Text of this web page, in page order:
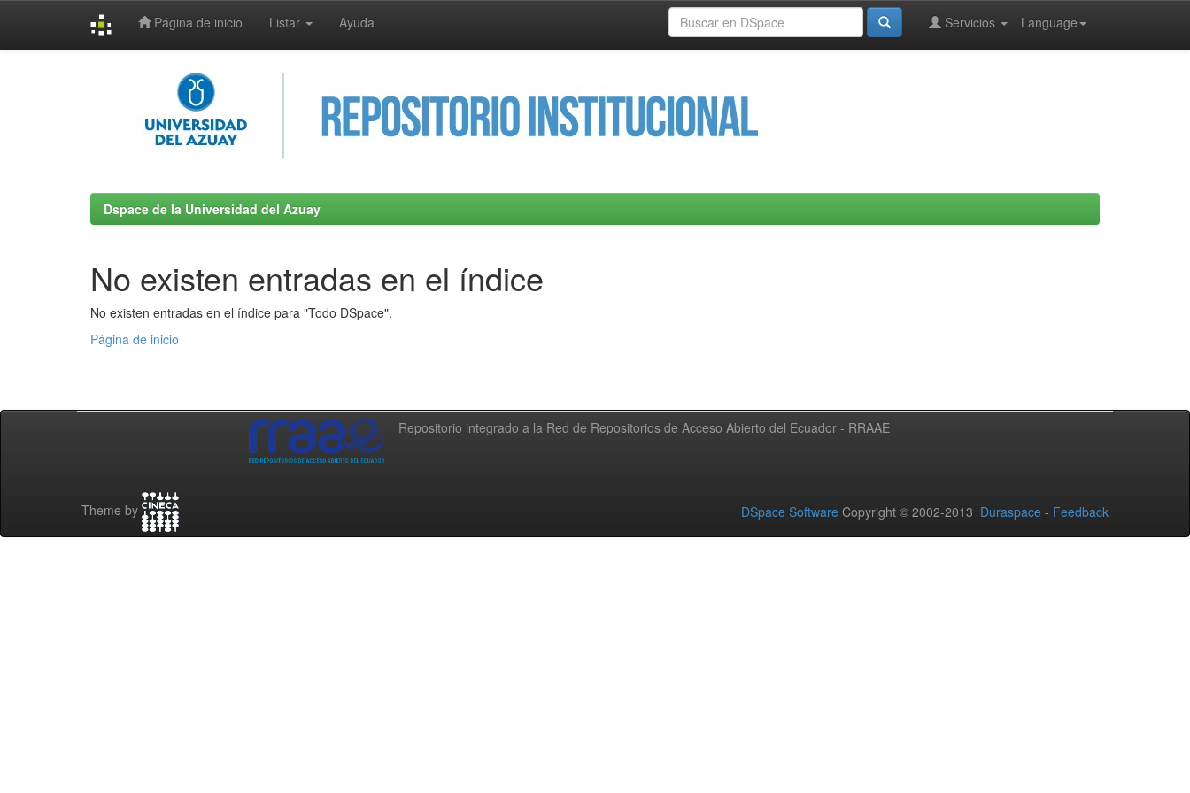
Página de inicio Listar Ayuda Language
Servicios
Dspace de la Universidad del Azuay
No existen entradas en el índice
No existen entradas en el índice para "Todo DSpace".
Página de inicio
Repositorio integrado a la Red de Repositorios de Acceso Abierto del Ecuador - RRAAE
Theme by DSpace Software Copyright © 2002-2013 Duraspace - Feedback